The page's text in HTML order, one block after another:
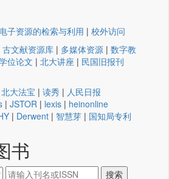
电子资源的检索与利用 | 校外访问
古文献资源库 | 多媒体资源 | 数字教
位论文 | 北大讲座 | 民国旧报刊
北大法宝 | 读秀 | 人民日报
| JSTOR | lexis | heinonline
| Derwent | 智慧芽 | 国知局专利
书